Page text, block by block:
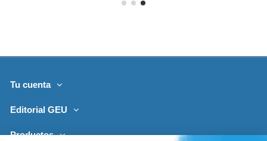
Tu cuenta
Editorial GEU
Productos